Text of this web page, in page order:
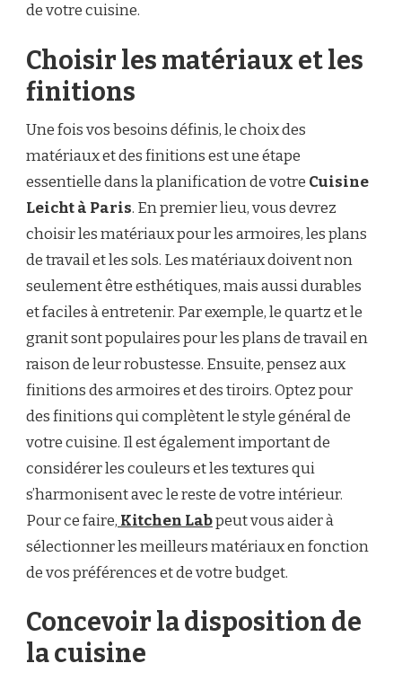
de votre cuisine.
Choisir les matériaux et les
finitions
Une fois vos besoins définis, le choix des
matériaux et des finitions est une étape
essentielle dans la planification de votre Cuisine
Leicht à Paris. En premier lieu, vous devrez
choisir les matériaux pour les armoires, les plans
de travail et les sols. Les matériaux doivent non
seulement être esthétiques, mais aussi durables
et faciles à entretenir. Par exemple, le quartz et le
granit sont populaires pour les plans de travail en
raison de leur robustesse. Ensuite, pensez aux
finitions des armoires et des tiroirs. Optez pour
des finitions qui complètent le style général de
votre cuisine. Il est également important de
considérer les couleurs et les textures qui
s’harmonisent avec le reste de votre intérieur.
Pour ce faire, Kitchen Labpeut vous aider à
sélectionner les meilleurs matériaux en fonction
de vos préférences et de votre budget.
Concevoir la disposition de
la cuisine